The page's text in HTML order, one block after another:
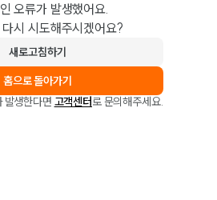
오류가 발생했어요.
시 시도해주시겠어요?
새로고침하기
홈으로 돌아가기
발생한다면 고객센터로 문의해주세요.